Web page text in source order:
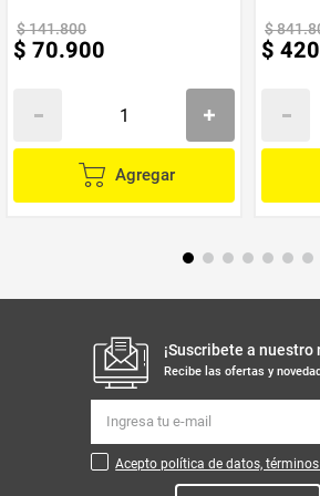
$141.800
$ 70.900
Agregar
$841.
$ 420
¡Suscribete a
Recibe las ofertas y
Acepto política de datos,